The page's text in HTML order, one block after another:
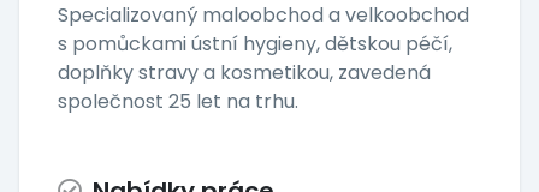
Specializovaný maloobchod a velkoobchod
s pomůckami ústní hygieny, dětskou péčí,
doplňky stravy a kosmetikou, zavedená
společnost 25 let na trhu.